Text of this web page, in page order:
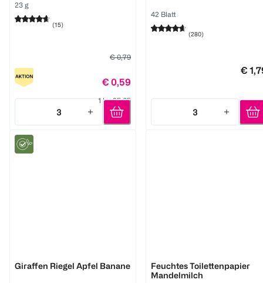
23 g
(15)
€ 0,79
€ 0,59
1 kg 25,65
3
Quantity: 3
42 Blatt
(280)
€
3
Quantity: 3
Giraffen Riegel Apfel Banane
Feuchtes Toilettenpapier
Mandelmilch